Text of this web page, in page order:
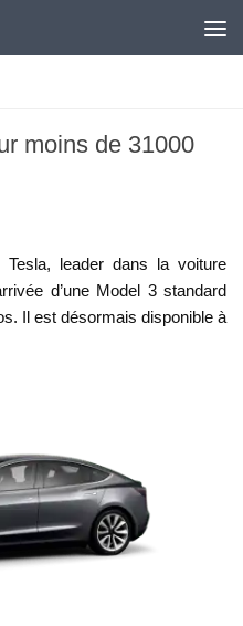
moins de 31000
leader dans la voiture
d’une Model 3 standard
Il est désormais disponible à